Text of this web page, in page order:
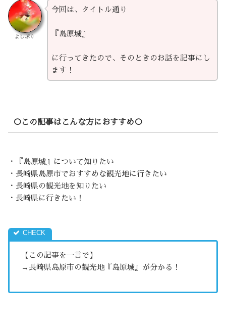
よしぷり
今回は、タイトル通り
『島原城』
に行ってきたので、そのときのお話を記事にし
ます！
○この記事はこんな方におすすめ○
・『島原城』について知りたい
・長崎県島原市でおすすめな観光地に行きたい
・長崎県の観光地を知りたい
・長崎県に行きたい！
【この記事を一言で】
→長崎県島原市の観光地『島原城』が分かる！